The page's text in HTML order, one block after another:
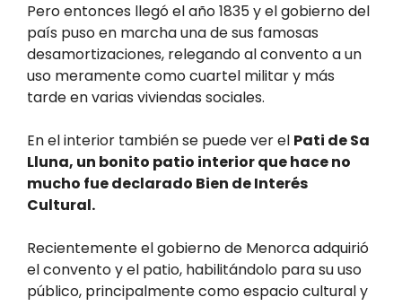
Pero entonces llegó el año 1835 y el gobierno del
país puso en marcha una de sus famosas
desamortizaciones, relegando al convento a un
uso meramente como cuartel militar y más
tarde en varias viviendas sociales.
En el interior también se puede ver el Pati de Sa
Lluna, un bonito patio interior que hace no
mucho fue declarado Bien de Interés
Cultural.
Recientemente el gobierno de Menorca adquirió
el convento y el patio, habilitándolo para su uso
público, principalmente como espacio cultural y